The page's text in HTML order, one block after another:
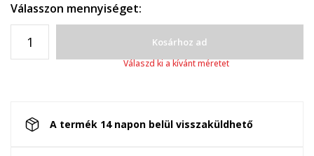
Válasszon mennyiséget:
Kosárhoz ad
Válaszd ki a kívánt méretet
A termék 14 napon belül visszaküldhető